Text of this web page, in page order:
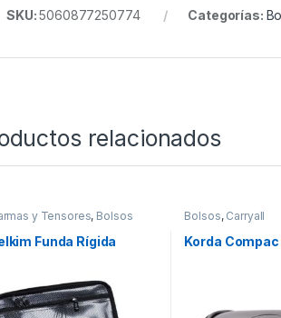
SKU:5060877250774 Categorías:
relacionados
y Tensores, Bolsos
Funda Rígida
Bolsos, Carryall
Korda Compac